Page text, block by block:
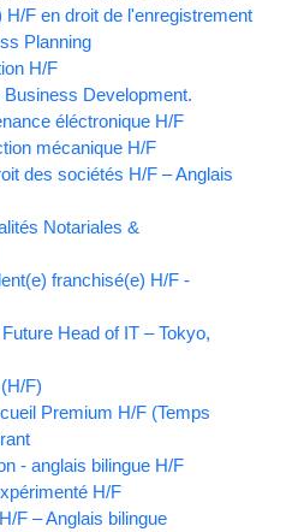
F en droit de l'enregistrement
Planning
H/F
Development.
éléctronique H/F
mécanique H/F
des sociétés H/F – Anglais
Notariales &
franchisé(e) H/F -
Head of IT – Tokyo,
F)
Premium H/F (Temps
- anglais bilingue H/F
H/F
F – Anglais bilingue